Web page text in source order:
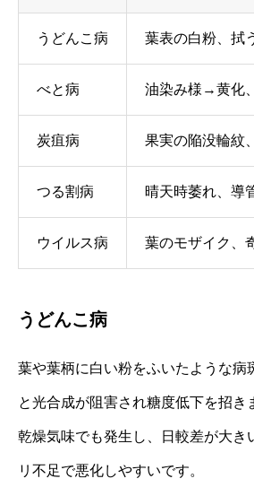
うどんこ病 葉表の白粉、拭
べと病 油染み様→黄化
炭疽病 果実の陥没輪紋
つる割病 晴天時萎れ、導
ウイルス病 葉のモザイク、
うどんこ病
葉や葉柄に白い粉をふいたような病
と光合成が阻害され糖度低下を招き
乾燥気味でも発生し、日較差が大き
リ不足で悪化しやすいです。